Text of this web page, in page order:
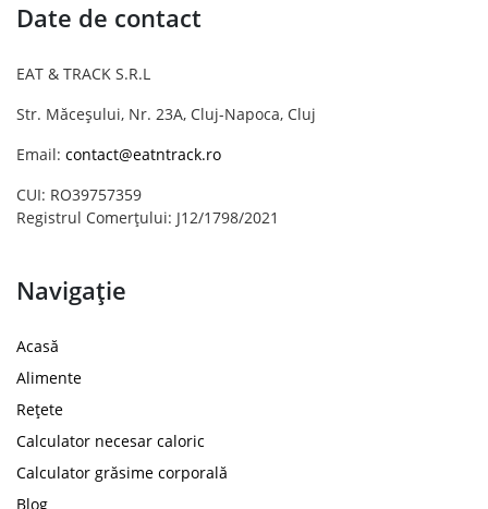
Date de contact
EAT & TRACK S.R.L
Str. Măceșului, Nr. 23A, Cluj-Napoca, Cluj
Email: contact@eatntrack.ro
CUI: RO39757359
Registrul Comerțului: J12/1798/2021
Navigație
Acasă
Alimente
Rețete
Calculator necesar caloric
Calculator grăsime corporală
Blog